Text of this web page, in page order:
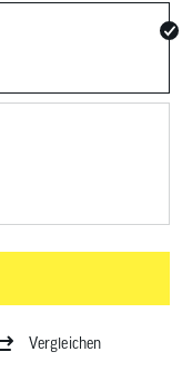
Vergleichen